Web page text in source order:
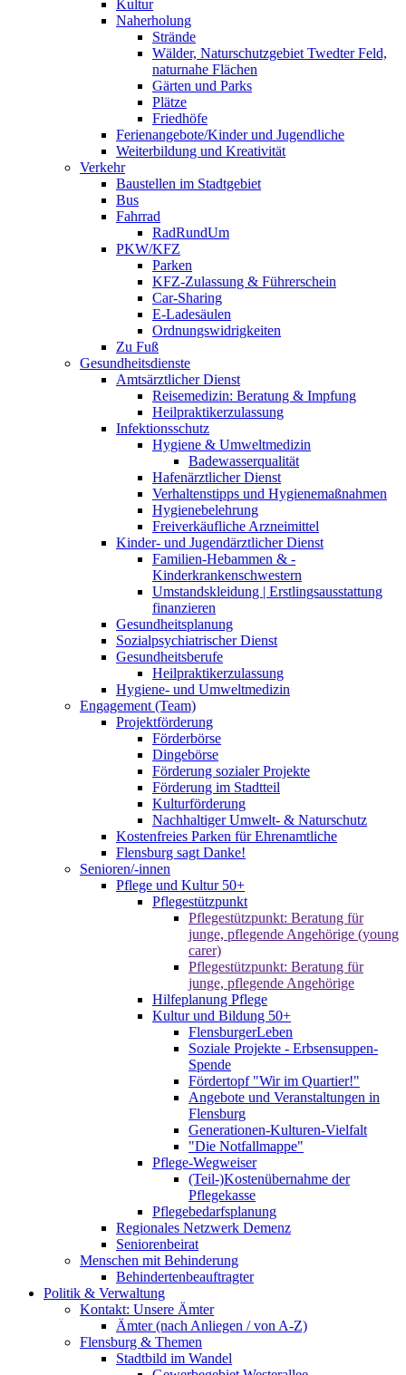
Kultur
Naherholung
Strände
Wälder, Naturschutzgebiet Twedter Feld,
naturnahe Flächen
Gärten und Parks
Plätze
Friedhöfe
Ferienangebote/Kinder und Jugendliche
Weiterbildung und Kreativität
Verkehr
Baustellen im Stadtgebiet
Bus
Fahrrad
RadRundUm
PKW/KFZ
Parken
KFZ-Zulassung & Führerschein
Car-Sharing
E-Ladesäulen
Ordnungswidrigkeiten
Zu Fuß
Gesundheitsdienste
Amtsärztlicher Dienst
Reisemedizin: Beratung & Impfung
Heilpraktikerzulassung
Infektionsschutz
Hygiene & Umweltmedizin
Badewasserqualität
Hafenärztlicher Dienst
Verhaltenstipps und Hygienemaßnahmen
Hygienebelehrung
Freiverkäufliche Arzneimittel
Kinder- und Jugendärztlicher Dienst
Familien-Hebammen & -
Kinderkrankenschwestern
Umstandskleidung | Erstlingsausstattung
finanzieren
Gesundheitsplanung
Sozialpsychiatrischer Dienst
Gesundheitsberufe
Heilpraktikerzulassung
Hygiene- und Umweltmedizin
Engagement (Team)
Projektförderung
Förderbörse
Dingebörse
Förderung sozialer Projekte
Förderung im Stadtteil
Kulturförderung
Nachhaltiger Umwelt- & Naturschutz
Kostenfreies Parken für Ehrenamtliche
Flensburg sagt Danke!
Senioren/-innen
Pflege und Kultur 50+
Pflegestützpunkt
Pflegestützpunkt: Beratung für
junge, pflegende Angehörige (young
carer)
Pflegestützpunkt: Beratung für
junge, pflegende Angehörige
Hilfeplanung Pflege
Kultur und Bildung 50+
FlensburgerLeben
Soziale Projekte - Erbsensuppen-
Spende
Fördertopf "Wir im Quartier!"
Angebote und Veranstaltungen in
Flensburg
Generationen-Kulturen-Vielfalt
"Die Notfallmappe"
Pflege-Wegweiser
(Teil-)Kostenübernahme der
Pflegekasse
Pflegebedarfsplanung
Regionales Netzwerk Demenz
Seniorenbeirat
Menschen mit Behinderung
Behindertenbeauftragter
Politik & Verwaltung
Kontakt: Unsere Ämter
Ämter (nach Anliegen / von A-Z)
Flensburg & Themen
Stadtbild im Wandel